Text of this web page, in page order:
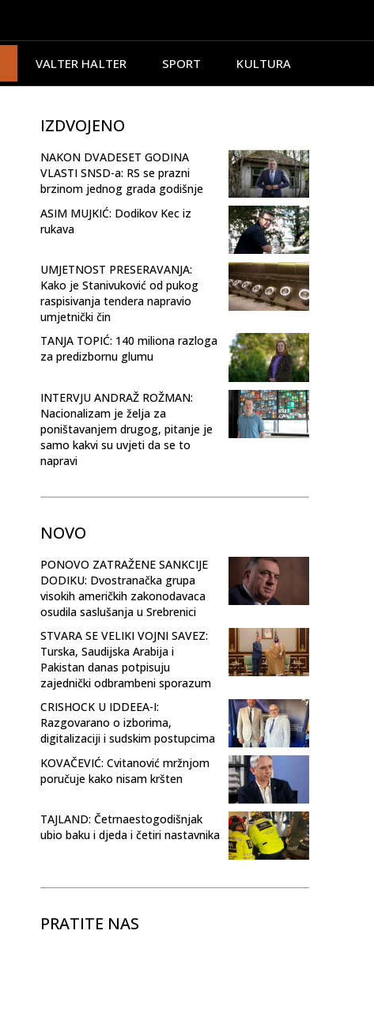
VALTER HALTER SPORT KULTURA
IZDVOJENO
NAKON DVADESET GODINA
VLASTI SNSD-a: RS se prazni
brzinom jednog grada godišnje
ASIM MUJKIĆ: Dodikov Kec iz
rukava
UMJETNOST PRESERAVANJA:
Kako je Stanivuković od pukog
raspisivanja tendera napravio
umjetnički čin
TANJA TOPIĆ: 140 miliona razloga
za predizbornu glumu
INTERVJU ANDRAŽ ROŽMAN:
Nacionalizam je želja za
poništavanjem drugog, pitanje je
samo kakvi su uvjeti da se to
napravi
NOVO
PONOVO ZATRAŽENE SANKCIJE
DODIKU: Dvostranačka grupa
visokih američkih zakonodavaca
osudila saslušanja u Srebrenici
STVARA SE VELIKI VOJNI SAVEZ:
Turska, Saudijska Arabija i
Pakistan danas potpisuju
zajednički odbrambeni sporazum
CRISHOCK U IDDEEA-I:
Razgovarano o izborima,
digitalizaciji i sudskim postupcima
KOVAČEVIĆ: Cvitanović mržnjom
poručuje kako nisam kršten
TAJLAND: Četrnaestogodišnjak
ubio baku i djeda i četiri nastavnika
PRATITE NAS